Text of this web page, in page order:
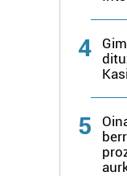
4
5